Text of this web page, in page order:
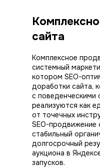
сайта
Комплексное
системный
котором SEO-
доработки сайта,
с поведенческими
реализуются как
от точечных
SEO-продвижение
стабильный
долгосрочный
аукциона в
запусков.